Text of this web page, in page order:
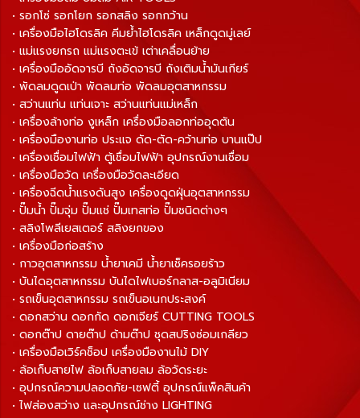
• รอกโซ่ รอกโยก รอกสลิง รอกกว้าน
• เครื่องมือไฮโดรลิค คีมย้ำไฮโดรลิค เหล็กดูดมู่เลย์
• แม่แรงยกรถ แม่แรงตะเข้ เต่าเคลื่อนย้าย
• เครื่องมืออัดจารบี ถังอัดจารบี ถังเติมน้ำมันเกียร์
• พัดลมดูดเป่า พัดลมท่อ พัดลมอุตสาหกรรม
• สว่านแท่น แท่นเจาะ สว่านแท่นแม่เหล็ก
• เครื่องล้างท่อ งูเหล็ก เครื่องมือลอกท่ออุดตัน
• เครื่องมืองานท่อ ประแจ ดัด-ตัด-คว้านท่อ บานแป๊ป
• เครื่องเชื่อมไฟฟ้า ตู้เชื่อมไฟฟ้า อุปกรณ์งานเชื่อม
• เครื่องมือวัด เครื่องมือวัดละเอียด
• เครื่องฉีดน้ำแรงดันสูง เครื่องดูดฝุ่นอุตสาหกรรม
• ปั๊มน้ำ ปั๊มจุ่ม ปั๊มแช่ ปั๊มเทสท่อ ปั๊มชนิดต่างๆ
• สลิงโพลีเยสเตอร์ สลิงยกของ
• เครื่องมือก่อสร้าง
• กาวอุตสาหกรรม น้ำยาเคมี น้ำยาเช็ครอยร้าว
• บันไดอุตสาหกรรม บันไดไฟเบอร์กลาส-อลูมิเนียม
• รถเข็นอุตสาหกรรม รถเข็นอเนกประสงค์
• ดอกสว่าน ดอกกัด ดอกเจียร์ CUTTING TOOLS
• ดอกต๊าป ดายต๊าป ด้ามต๊าป ชุดสปริงซ่อมเกลียว
• เครื่องมือเวิร์คช็อป เครื่องมืองานไม้ DIY
• ล้อเก็บสายไฟ ล้อเก็บสายลม ล้อวัดระยะ
• อุปกรณ์ความปลอดภัย-เซฟตี้ อุปกรณ์แพ็คสินค้า
• ไฟส่องสว่าง และอุปกรณ์ช่าง LIGHTING